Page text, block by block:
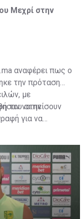
Μεχρί στην
αναφέρει πως ο
την πρόταση
με
του στην
να πείσουν
για να
μετακομίσει
το τρέχον